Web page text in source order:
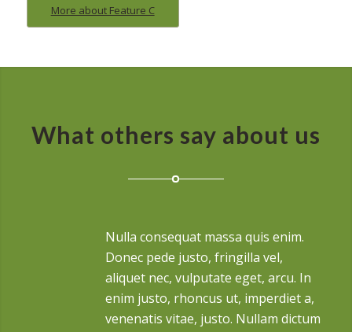
More about Feature C
What others say about us
Nulla consequat massa quis enim.
Donec pede justo, fringilla vel,
aliquet nec, vulputate eget, arcu. In
enim justo, rhoncus ut, imperdiet a,
venenatis vitae, justo. Nullam dictum